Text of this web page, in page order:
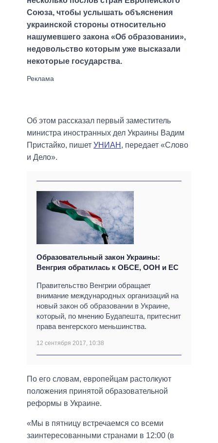
Союза, чтобы услышать объяснения
украинской стороны относительно
нашумевшего закона «Об образовании»,
недовольство которым уже высказали
некоторые государства.
Об этом рассказал первый заместитель
министра иностранных дел Украины Вадим
Пристайко, пишет УНИАН , передает «Слово
и Дело».
Образовательный закон Украины:
Венгрия обратилась к ОБСЕ, ООН и ЕС
Правительство Венгрии обращает
внимание международных организаций на
новый закон об образовании в Украине,
который, по мнению Будапешта, притеснит
права венгерского меньшинства.
12 сентября 2017, 10:38
По его словам, европейцам растолкуют
положения принятой образовательной
реформы в Украине.
«Мы в пятницу встречаемся со всеми
заинтересованными странами в 12:00 (в